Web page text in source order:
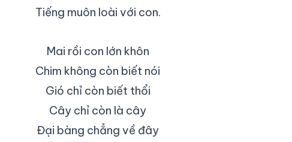
Tiếng muôn loài với con.
Mai rồi con lớn khôn
Chim không còn biết nói
Gió chỉ còn biết thổi
Cây chỉ còn là cây
Đại bàng chẳng về đây